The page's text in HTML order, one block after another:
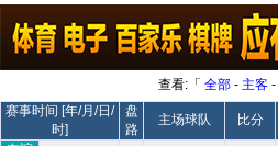
查看:「 全部- 主客-
赛事时间 [年/月/日/
时]
盘
路
主场球队 比分